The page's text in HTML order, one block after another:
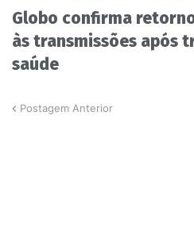
Globo confirma
às transmissões após
saúde
Postagem Anterior